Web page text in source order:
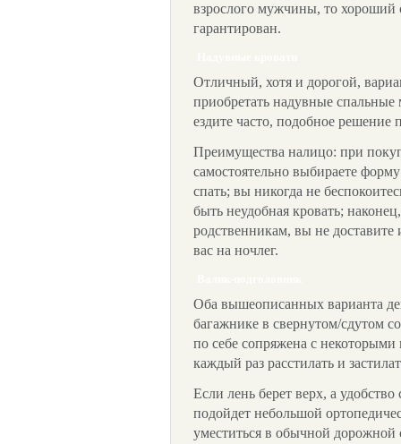
взрослого мужчины, то хороший
гарантирован.
Отличный, хотя и дорогой,
приобретать надувные
ездите часто, подобное решение
Преимущества налицо: при
самостоятельно выбираете
спать; вы никогда не
быть неудобная кровать;
родственникам, вы не
вас на ночлег.
Оба вышеописанных варианта
багажнике в свернутом/сдутом
по себе сопряжена с
каждый раз расстилать и
Если лень берет верх, а
подойдет небольшой
уместиться в обычной дорожной